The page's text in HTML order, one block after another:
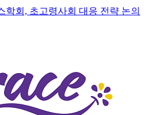
학회, 초고령사회 대응 전략 논의